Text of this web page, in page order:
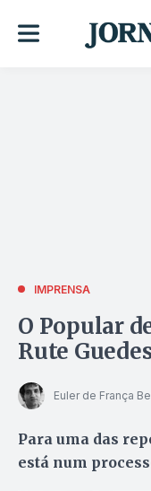
IMPRENSA
O Popular
Rute
Euler de França
Para uma das
está num